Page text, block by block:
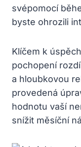
svépomocí
byste ohrozili
Klíčem k
pochopení
a hloubkovou
provedená
hodnotu vaší
snížit měsíční